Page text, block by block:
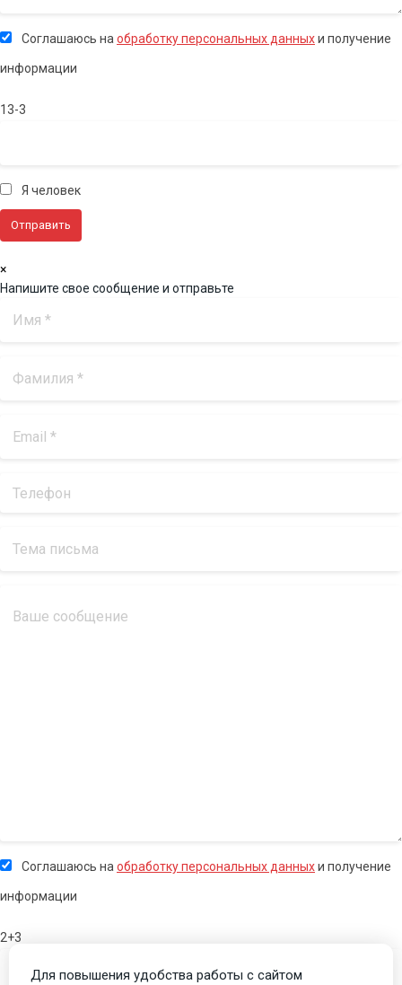
Соглашаюсь на обработку персональных данныхи получение
информации
13-3
Я человек
×
Напишите свое сообщение и отправьте
Соглашаюсь наобработку персональных данныхи получение
информации
2+3
Для повышения удобства работы с сайтом